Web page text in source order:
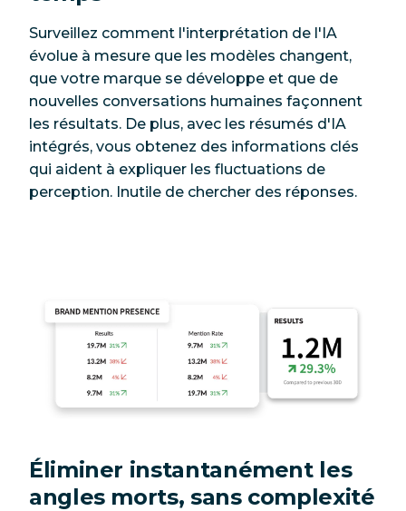
Surveillez comment l'interprétation de l'IA
évolue à mesure que les modèles changent,
que votre marque se développe et que de
nouvelles conversations humaines façonnent
les résultats. De plus, avec les résumés d'IA
intégrés, vous obtenez des informations clés
qui aident à expliquer les fluctuations de
perception. Inutile de chercher des réponses.
Éliminer instantanément les
angles morts, sans complexité